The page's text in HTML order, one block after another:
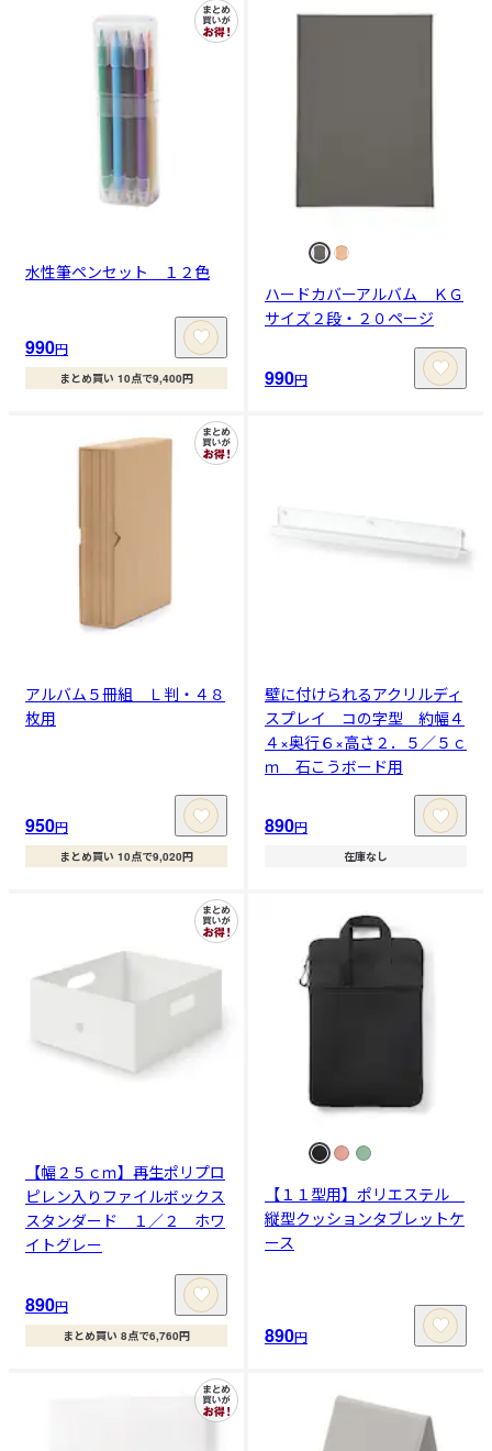
水性筆ペンセット １２色
990円
まとめ買い 10点で9,400円
ハードカバーアルバム ＫＧ
サイズ２段・２０ページ
990円
アルバム５冊組 Ｌ判・４８
枚用
950円
まとめ買い 10点で9,020円
壁に付けられるアクリルディ
スプレイ コの字型 約幅４
４×奥行６×高さ２．５／５ｃ
ｍ 石こうボード用
890円
在庫なし
【幅２５ｃｍ】再生ポリプロ
ピレン入りファイルボックス
スタンダード １／２ ホワ
イトグレー
890円
まとめ買い 8点で6,760円
【１１型用】ポリエステル
縦型クッションタブレットケ
ース
890円